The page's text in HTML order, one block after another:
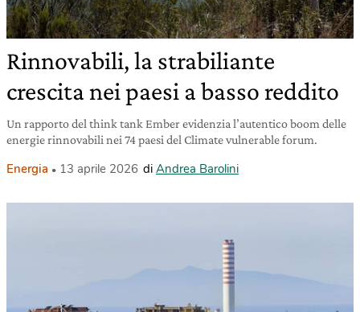
Rinnovabili, la strabiliante
crescita nei paesi a basso reddito
Un rapporto del think tank Ember evidenzia l’autentico boom delle
energie rinnovabili nei 74 paesi del Climate vulnerable forum.
Energia 13 aprile 2026 di Andrea Barolini